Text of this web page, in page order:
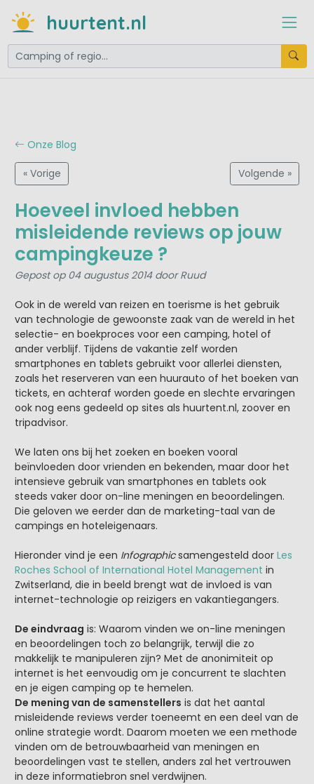
huurtent.nl
Onze Blog
« Vorige Volgende »
Hoeveel invloed hebben
misleidende reviews op jouw
campingkeuze ?
Gepost op 04 augustus 2014 door Ruud
Ook in de wereld van reizen en toerisme is het gebruik
van technologie de gewoonste zaak van de wereld in het
selectie- en boekproces voor een camping, hotel of
ander verblijf. Tijdens de vakantie zelf worden
smartphones en tablets gebruikt voor allerlei diensten,
zoals het reserveren van een huurauto of het boeken van
tickets, en achteraf worden goede en slechte ervaringen
ook nog eens gedeeld op sites als huurtent.nl, zoover en
tripadvisor.
We laten ons bij het zoeken en boeken vooral
beïnvloeden door vrienden en bekenden, maar door het
intensieve gebruik van smartphones en tablets ook
steeds vaker door on-line meningen en beoordelingen.
Die geloven we eerder dan de marketing-taal van de
campings en hoteleigenaars.
Hieronder vind je een Infographicsamengesteld door Les
Roches School of International Hotel Management in
Zwitserland, die in beeld brengt wat de invloed is van
internet-technologie op reizigers en vakantiegangers.
De eindvraag is: Waarom vinden we on-line meningen
en beoordelingen toch zo belangrijk, terwijl die zo
makkelijk te manipuleren zijn? Met de anonimiteit op
internet is het eenvoudig om je concurrent te slachten
en je eigen camping op te hemelen.
De mening van de samenstellers is dat het aantal
misleidende reviews verder toeneemt en een deel van de
online strategie wordt. Daarom moeten we een methode
vinden om de betrouwbaarheid van meningen en
beoordelingen vast te stellen, anders zal het vertrouwen
in deze informatiebron snel verdwijnen.